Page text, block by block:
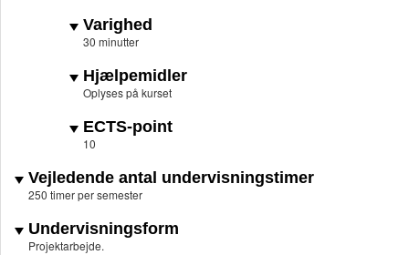
Varighed
30 minutter
Hjælpemidler
Oplyses på kurset
ECTS-point
10
Vejledende antal undervisningstimer
250 timer per semester
Undervisningsform
Projektarbejde.